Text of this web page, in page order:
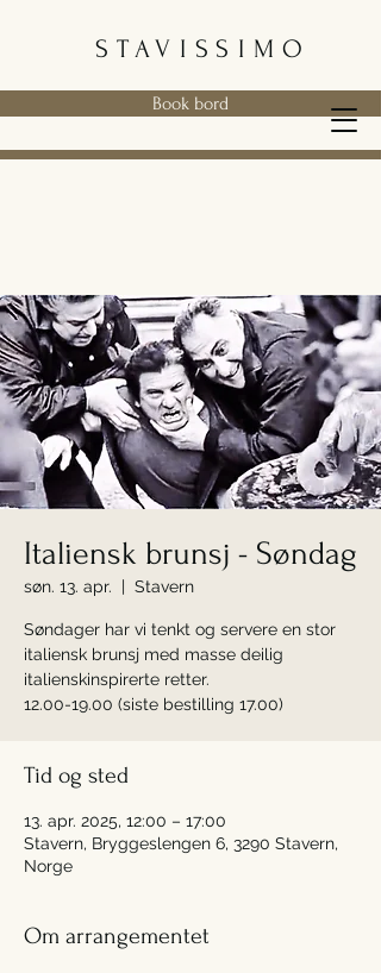
Book bord
STAVISSIMO
Italiensk brunsj - Søndag
søn. 13. apr.
  |
Stavern
Søndager har vi tenkt og servere en stor
italiensk brunsj med masse deilig
italienskinspirerte retter.
12.00-19.00 (siste bestilling 17.00)
Tid og sted
13. apr. 2025, 12:00 – 17:00
Stavern, Bryggeslengen 6, 3290 Stavern,
Norge
Om arrangementet